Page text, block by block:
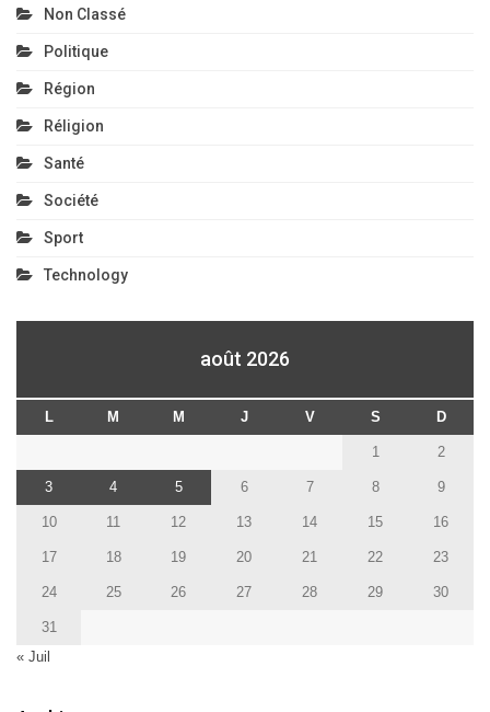
Non Classé
Politique
Région
Réligion
Santé
Société
Sport
Technology
août 2026
L M M J V S D
1 2
3 4 5 6 7 8 9
10 11 12 13 14 15 16
17 18 19 20 21 22 23
24 25 26 27 28 29 30
31
« Juil